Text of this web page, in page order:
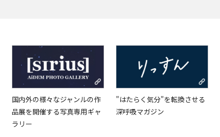
国内外の様々なジャンルの作
品展を開催する写真専用ギャ
ラリー
"はたらく気分"を転換させる
深呼吸マガジン